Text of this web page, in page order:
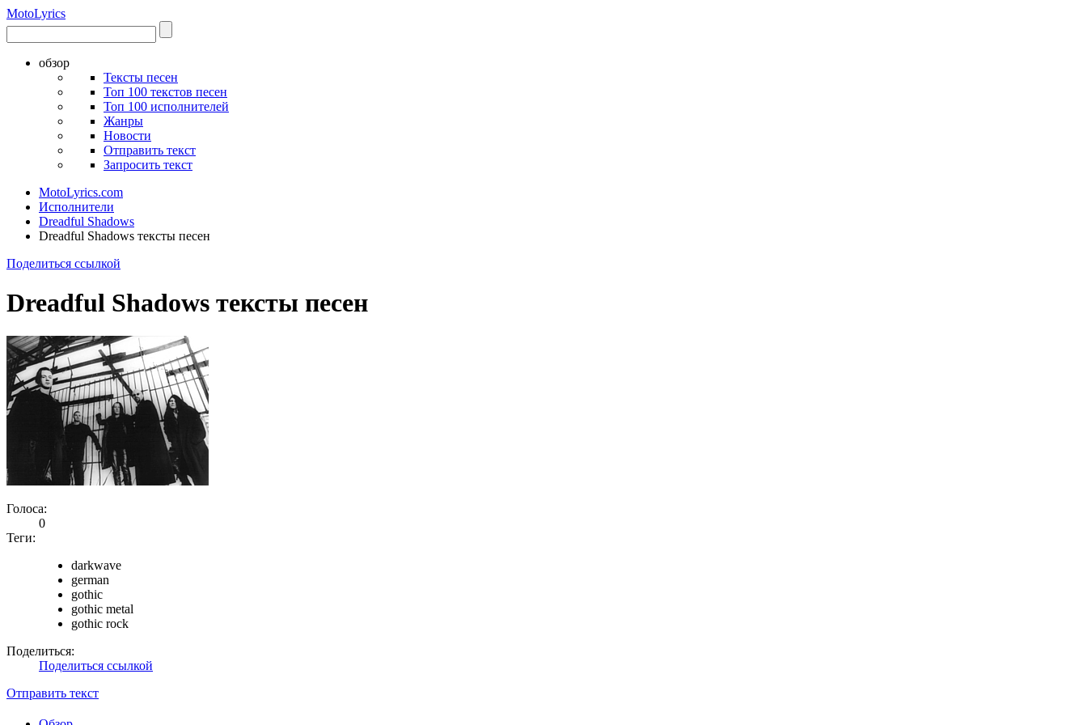
MotoLyrics
обзор
Тексты песен
Топ 100 текстов песен
Топ 100 исполнителей
Жанры
Новости
Отправить текст
Запросить текст
MotoLyrics.com
Исполнители
Dreadful Shadows
Dreadful Shadows тексты песен
Поделиться ссылкой
Dreadful Shadows тексты песен
Голоса:
0
Теги:
darkwave
german
gothic
gothic metal
gothic rock
Поделиться:
Поделиться ссылкой
Отправить текст